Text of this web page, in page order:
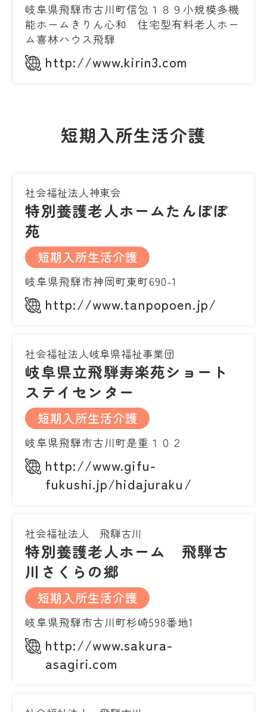
岐阜県飛騨市古川町信包１８９小規模多機
能ホームきりん心和 住宅型有料老人ホー
ム喜林ハウス飛騨
http://www.kirin3.com
短期入所生活介護
社会福祉法人神東会
特別養護老人ホームたんぽぽ
苑
短期入所生活介護
岐阜県飛騨市神岡町東町690-1
http://www.tanpopoen.jp/
社会福祉法人岐阜県福祉事業団
岐阜県立飛騨寿楽苑ショート
ステイセンター
短期入所生活介護
岐阜県飛騨市古川町是重１０２
http://www.gifu-
fukushi.jp/hidajuraku/
社会福祉法人 飛騨古川
特別養護老人ホーム 飛騨古
川さくらの郷
短期入所生活介護
岐阜県飛騨市古川町杉崎598番地1
http://www.sakura-
asagiri.com